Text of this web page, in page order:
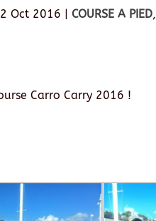
Oct 2016 | COURSE A PIED,
Carro Carry 2016 !